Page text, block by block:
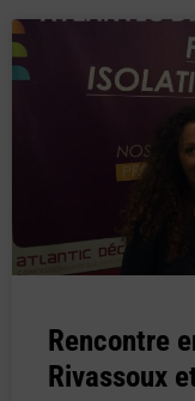
Rencontre
Rivassoux